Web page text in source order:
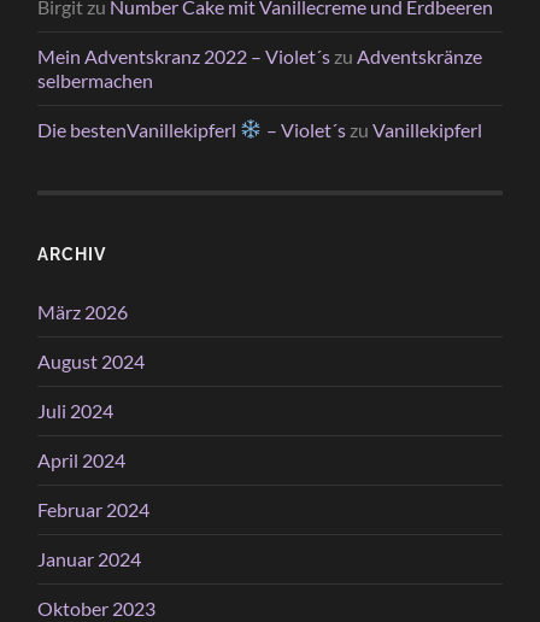
Birgit zu Number Cake mit Vanillecreme und Erdbeeren
Mein Adventskranz 2022 – Violet´s zuAdventskränze
selbermachen
Die bestenVanillekipferl – Violet´szu Vanillekipferl
ARCHIV
März 2026
August 2024
Juli 2024
April 2024
Februar 2024
Januar 2024
Oktober 2023